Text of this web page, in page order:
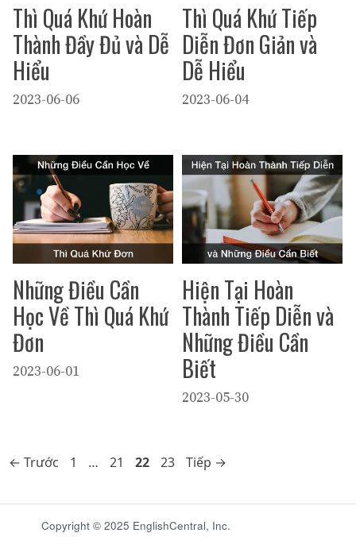
Thì Quá Khứ Hoàn
Thành Đầy Đủ và Dễ
Hiểu
2023-06-06
Thì Quá Khứ Tiếp
Diễn Đơn Giản và
Dễ Hiểu
2023-06-04
Những Điều Cần
Học Về Thì Quá Khứ
Đơn
2023-06-01
Hiện Tại Hoàn
Thành Tiếp Diễn và
Những Điều Cần
Biết
2023-05-30
← Trước Trang
1 … Trang
21 Trang
22 Trang
23 Tiếp →
Copyright © 2025 EnglishCentral, Inc.